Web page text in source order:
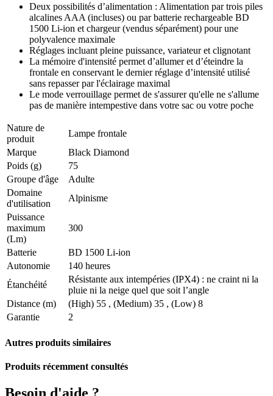
Deux possibilités d’alimentation : Alimentation par trois piles
alcalines AAA (incluses) ou par batterie rechargeable BD
1500 Li-ion et chargeur (vendus séparément) pour une
polyvalence maximale
Réglages incluant pleine puissance, variateur et clignotant
La mémoire d'intensité permet d’allumer et d’éteindre la
frontale en conservant le dernier réglage d’intensité utilisé
sans repasser par l'éclairage maximal
Le mode verrouillage permet de s'assurer qu'elle ne s'allume
pas de manière intempestive dans votre sac ou votre poche
Nature de
produit
Lampe frontale
Marque
Black Diamond
Poids (g)
75
Groupe d'âge
Adulte
Domaine
d'utilisation
Alpinisme
Puissance
maximum
(Lm)
300
Batterie
BD 1500 Li-ion
Autonomie
140 heures
Étanchéité
Résistante aux intempéries (IPX4) : ne craint ni la
pluie ni la neige quel que soit l’angle
Distance (m)
(High) 55 , (Medium) 35 , (Low) 8
Garantie
2
Autres produits similaires
Produits récemment consultés